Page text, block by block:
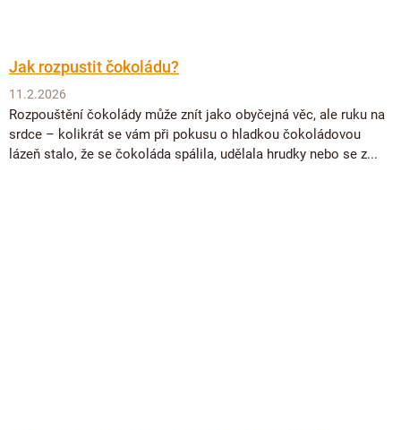
Jak rozpustit čokoládu?
11.2.2026
Rozpouštění čokolády může znít jako obyčejná věc, ale ruku na
srdce – kolikrát se vám při pokusu o hladkou čokoládovou
lázeň stalo, že se čokoláda spálila, udělala hrudky nebo se z...